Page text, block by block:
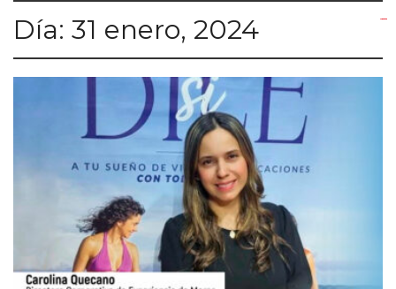
Día: 31 enero, 2024